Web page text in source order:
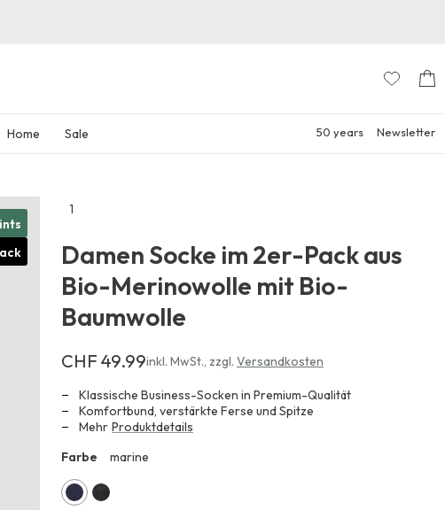
Home Sale 50 years Newsletter
Zu
Reviews
1
Damen Socke im 2er-Pack aus
Bio-Merinowolle mit Bio-
Baumwolle
Erhältlich
CHF 49.99
CHF 49.99inkl. MwSt.,zzgl. Versandkosten
Klassische Business-Socken in Premium-Qualität
Komfortbund, verstärkte Ferse und Spitze
Mehr Produktdetails
Farbe
marine